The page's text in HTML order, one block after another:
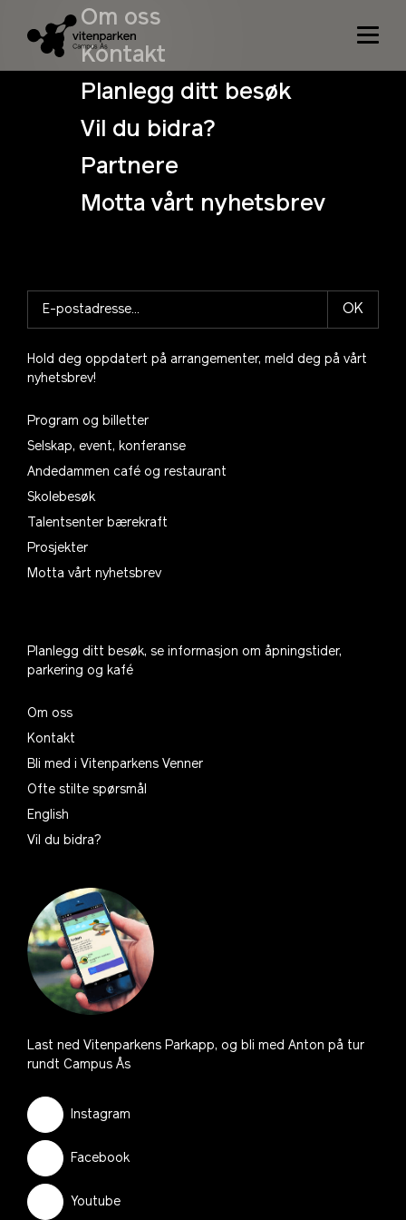
Om oss
Kontakt
Planlegg ditt besøk
Vil du bidra?
Partnere
Motta vårt nyhetsbrev
Her finner du presentasjoner som er holdt av
5 blomster til skolehagen
OK
Hold deg oppdatert på arrangementer, meld deg på vårt
nyhetsbrev!
Program og billetter
Selskap, event, konferanse
Andedammen café og restaurant
Skolebesøk
Talentsenter bærekraft
Prosjekter
Motta vårt nyhetsbrev
Planlegg ditt besøk, se informasjon om åpningstider,
parkering og kafé
Om oss
Kontakt
Bli med i Vitenparkens Venner
Ofte stilte spørsmål
English
Vil du bidra?
Last ned Vitenparkens Parkapp, og bli med Anton på tur
rundt Campus Ås
Instagram
Facebook
Youtube